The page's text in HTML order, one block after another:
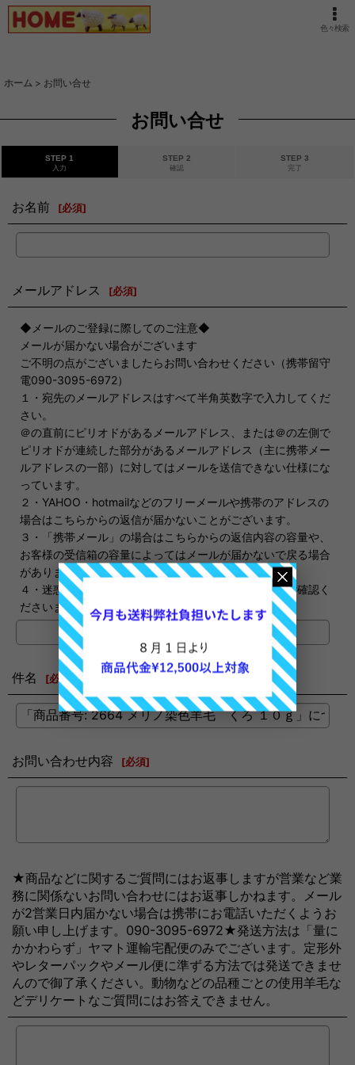
色々検索
ホーム > お問い合せ
お問い合せ
STEP 1
入力
STEP 2
確認
STEP 3
完了
お名前 [必須]
メールアドレス [必須]
◆メールのご登録に際してのご注意◆
メールが届かない場合がございます
ご不明の点がございましたらお問い合わせください（携帯留守
電090-3095-6972）
１・宛先のメールアドレスはすべて半角英数字で入力してくだ
さい。
＠の直前にピリオドがあるメールアドレス、または＠の左側で
ピリオドが連続した部分があるメールアドレス（主に携帯メー
ルアドレスの一部）に対してはメールを送信できない仕様にな
っています。
２・YAHOO・hotmailなどのフリーメールや携帯のアドレスの
場合はこちらからの返信が届かないことがございます。
３・「携帯メール」の場合はこちらからの返信内容の容量や、
お客様の受信箱の容量によってはメールが届かないで戻る場合
があります。
４・迷惑メールに振り分けられる場合もありますのでご確認く
ださいませ。
件名 [必須]
お問い合わせ内容 [必須]
★商品などに関するご質問にはお返事しますが営業など業
務に関係ないお問い合わせにはお返事しかねます。メール
が2営業日内届かない場合は携帯にお電話いただくようお
願い申し上げます。090-3095-6972★発送方法は「量に
かかわらず」ヤマト運輸宅配便のみでございます。定形外
やレターパックやメール便に準ずる方法では発送できませ
んので御了承ください。動物などの品種ごとの使用羊毛な
どデリケートなご質問にはお答えできません。